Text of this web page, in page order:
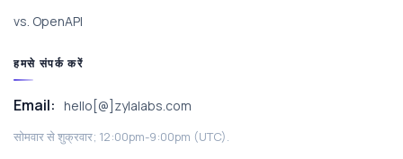
vs. OpenAPI
हमसे संपर्क करें
Email: hello[@]zylalabs.com
सोमवार से शुक्रवार; 12:00pm-9:00pm (UTC).